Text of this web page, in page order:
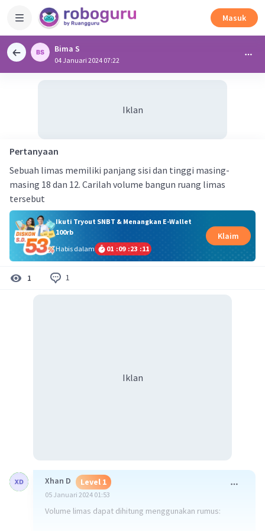
Masuk
Bima S
04 Januari 2024 07:22
Iklan
Pertanyaan
Sebuah limas memiliki panjang sisi dan tinggi masing-
masing 18 dan 12. Carilah volume bangun ruang limas
tersebut
Ikuti Tryout SNBT & Menangkan E-Wallet
100rb
Habis dalam
01 :09 :23 :10
Klaim
1 1
Iklan
Xhan D Level 1
05 Januari 2024 01:53
Volume limas dapat dihitung menggunakan rumus: